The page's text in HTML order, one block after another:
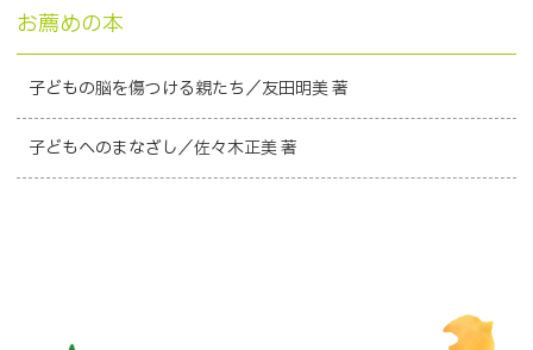
お薦めの本
子どもの脳を傷つける親たち／友田明美 著
子どもへのまなざし／佐々木正美 著